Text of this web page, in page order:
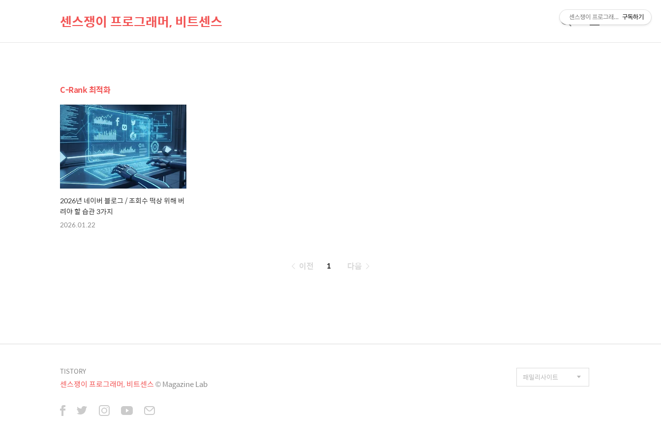
센스쟁이 프로그래머, 비트센스
검
메
C-Rank 최적화
2026년 네이버 블로그 / 조회수 떡상 위해 버
려야 할 습관 3가지
2026.01.22
페
이전 1 다음
TISTORY
센스쟁이 프로그래머, 비트센스© Magazine Lab
센스쟁이 프로그래머, 비트센스
구독하기